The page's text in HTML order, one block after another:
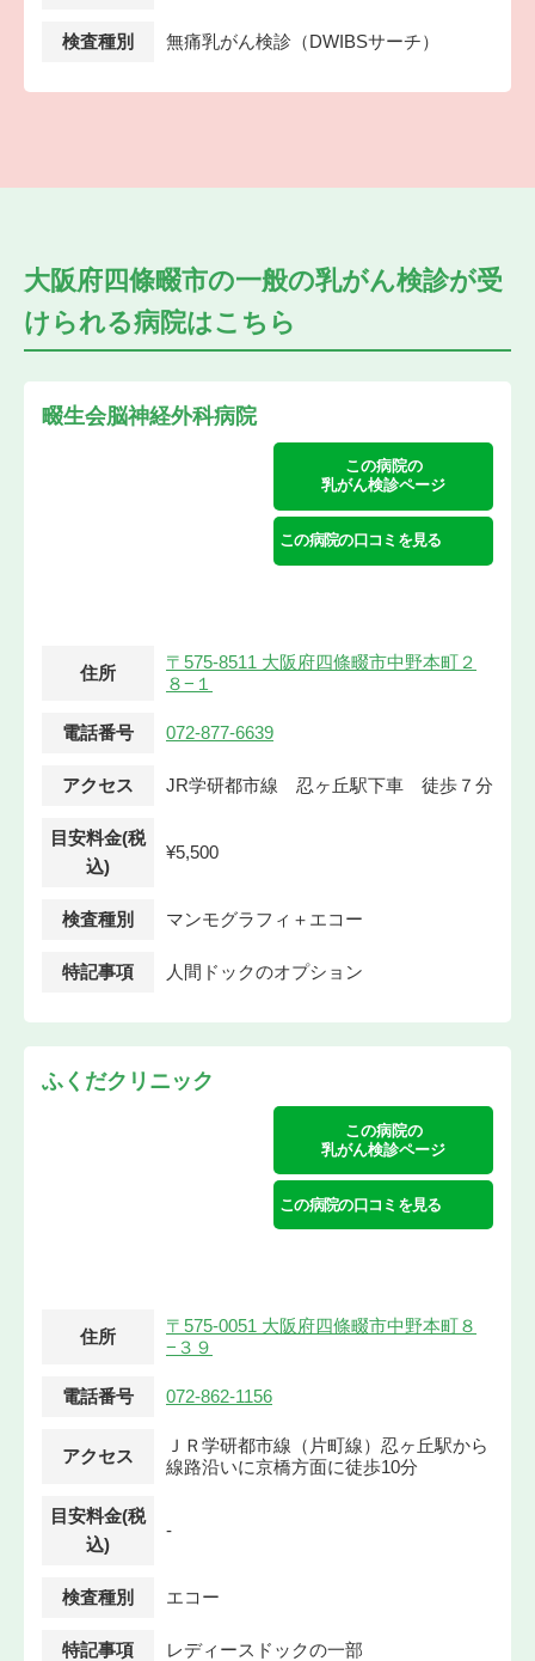
検査種別 無痛乳がん検診（DWIBSサーチ）
大阪府四條畷市の一般の乳がん検診が受
けられる病院はこちら
畷生会脳神経外科病院
この病院の
乳がん検診ページ
この病院の口コミを見る
住所
〒575-8511 大阪府四條畷市中野本町２
８−１
電話番号 072-877-6639
アクセス JR学研都市線 忍ヶ丘駅下車 徒歩７分
目安料金(税
込)
¥5,500
検査種別 マンモグラフィ＋エコー
特記事項 人間ドックのオプション
ふくだクリニック
この病院の
乳がん検診ページ
この病院の口コミを見る
住所
〒575-0051 大阪府四條畷市中野本町８
−３９
電話番号 072-862-1156
アクセス
ＪＲ学研都市線（片町線）忍ヶ丘駅から
線路沿いに京橋方面に徒歩10分
目安料金(税
込)
-
検査種別 エコー
特記事項 レディースドックの一部